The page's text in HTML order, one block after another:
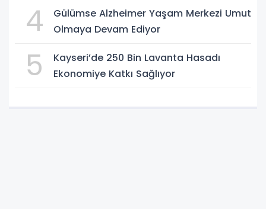
4
Gülümse Alzheimer Yaşam Merkezi Umut
Olmaya Devam Ediyor
5
Kayseri’de 250 Bin Lavanta Hasadı
Ekonomiye Katkı Sağlıyor